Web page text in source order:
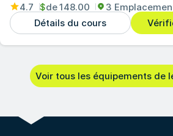
4.7 $de148.00
3
Détails du cours
Voir tous les équipements de